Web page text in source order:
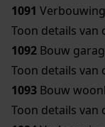
1091
Toon details van
1092 Bouw
Toon details van
1093 Bouw
Toon details van